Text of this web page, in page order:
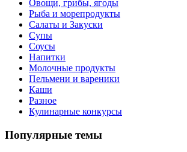
Овощи, грибы, ягоды
Рыба и морепродукты
Салаты и Закуски
Супы
Соусы
Напитки
Молочные продукты
Пельмени и вареники
Каши
Разное
Кулинарные конкурсы
Популярные темы